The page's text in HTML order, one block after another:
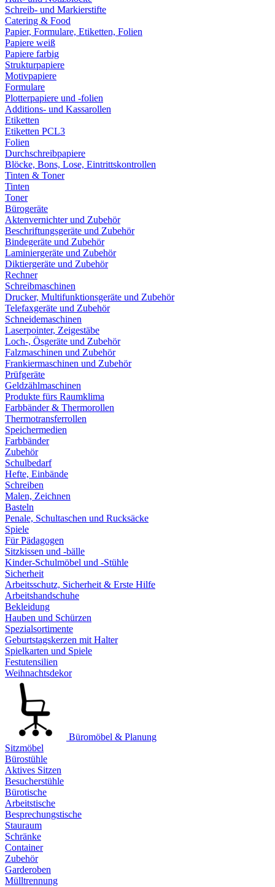
Schreib- und Markierstifte
Catering & Food
Papier, Formulare, Etiketten, Folien
Papiere weiß
Papiere farbig
Strukturpapiere
Motivpapiere
Formulare
Plotterpapiere und -folien
Additions- und Kassarollen
Etiketten
Etiketten PCL3
Folien
Durchschreibpapiere
Blöcke, Bons, Lose, Eintrittskontrollen
Tinten & Toner
Tinten
Toner
Bürogeräte
Aktenvernichter und Zubehör
Beschriftungsgeräte und Zubehör
Bindegeräte und Zubehör
Laminiergeräte und Zubehör
Diktiergeräte und Zubehör
Rechner
Schreibmaschinen
Drucker, Multifunktionsgeräte und Zubehör
Telefaxgeräte und Zubehör
Schneidemaschinen
Laserpointer, Zeigestäbe
Loch-, Ösgeräte und Zubehör
Falzmaschinen und Zubehör
Frankiermaschinen und Zubehör
Prüfgeräte
Geldzählmaschinen
Produkte fürs Raumklima
Farbbänder & Thermorollen
Thermotransferrollen
Speichermedien
Farbbänder
Zubehör
Schulbedarf
Hefte, Einbände
Schreiben
Malen, Zeichnen
Basteln
Penale, Schultaschen und Rucksäcke
Spiele
Für Pädagogen
Sitzkissen und -bälle
Kinder-Schulmöbel und -Stühle
Sicherheit
Arbeitsschutz, Sicherheit & Erste Hilfe
Arbeitshandschuhe
Bekleidung
Hauben und Schürzen
Spezialsortimente
Geburtstagskerzen mit Halter
Spielkarten und Spiele
Festutensilien
Weihnachtsdekor
Büromöbel & Planung
Sitzmöbel
Bürostühle
Aktives Sitzen
Besucherstühle
Bürotische
Arbeitstische
Besprechungstische
Stauraum
Schränke
Container
Zubehör
Garderoben
Mülltrennung